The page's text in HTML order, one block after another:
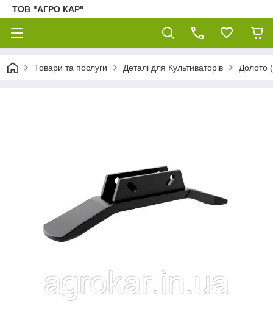
ТОВ "АГРО КАР"
Товари та послуги Деталі для Культиваторів Долото